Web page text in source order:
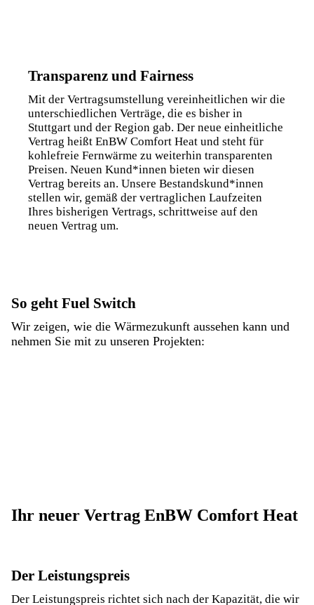
Transparenz und Fairness
Mit der Vertragsumstellung vereinheitlichen wir die
unterschiedlichen Verträge, die es bisher in
Stuttgart und der Region gab. Der neue einheitliche
Vertrag heißt EnBW Comfort Heat und steht für
kohlefreie Fernwärme zu weiterhin transparenten
Preisen. Neuen Kund*innen bieten wir diesen
Vertrag bereits an. Unsere Bestandskund*innen
stellen wir, gemäß der vertraglichen Laufzeiten
Ihres bisherigen Vertrags, schrittweise auf den
neuen Vertrag um.
So geht Fuel Switch
Wir zeigen, wie die Wärmezukunft aussehen kann und
nehmen Sie mit zu unseren Projekten:
Ihr neuer Vertrag EnBW Comfort Heat
Der Leistungspreis
Der Leistungspreis richtet sich nach der Kapazität, die wir